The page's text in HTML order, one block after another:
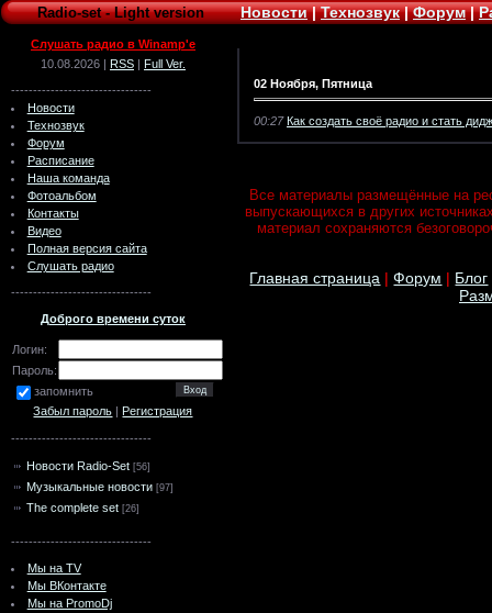
Radio-set-Light version Новости|Технозвук|Форум|
Слушать радио в Winamp'e
10.08.2026 | RSS | Full Ver.
--------------------------------
Новости
Технозвук
Форум
Расписание
Наша команда
Фотоальбом
Контакты
Видео
Полная версия сайта
Слушать радио
--------------------------------
Доброго времени суток
Логин:
Пароль:
запомнить
Забыл пароль |Регистрация
--------------------------------
Новости Radio-Set [56]
Музыкальные новости [97]
The complete set [26]
--------------------------------
Мы на TV
Мы ВКонтакте
Мы на PromoDj
02 Ноября, Пятница
00:27 Как создать своё радио и стать
Все материалы размещённые на
выпускающихся в других
материал сохраняются
Главная страница |Форум | Блог